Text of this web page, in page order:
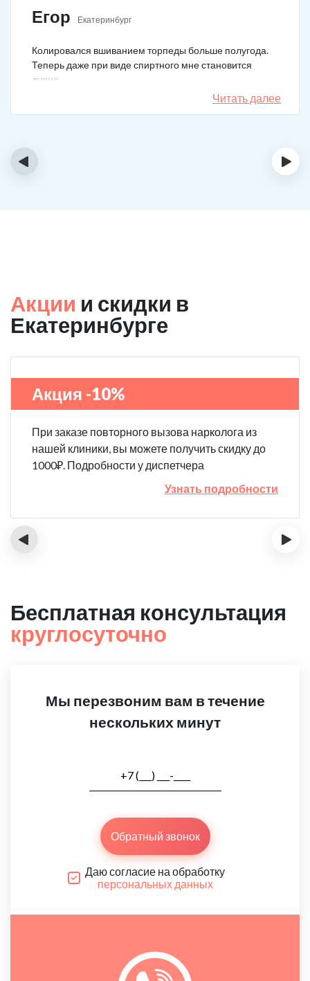
Егор Екатеринбург
Колировался вшиванием торпеды больше полугода.
Теперь даже при виде спиртного мне становится
дурно.
Читать далее
‹ ›
Акции и скидки в
Екатеринбурге
Акция -10%
При заказе повторного вызова нарколога из
нашей клиники, вы можете получить скидку до
1000₽. Подробности у диспетчера
Узнать подробности
‹ ›
Бесплатная консультация
круглосуточно
Мы перезвоним вам в течение
нескольких минут
Обратный звонок
Даю согласие на обработку
персональных данных